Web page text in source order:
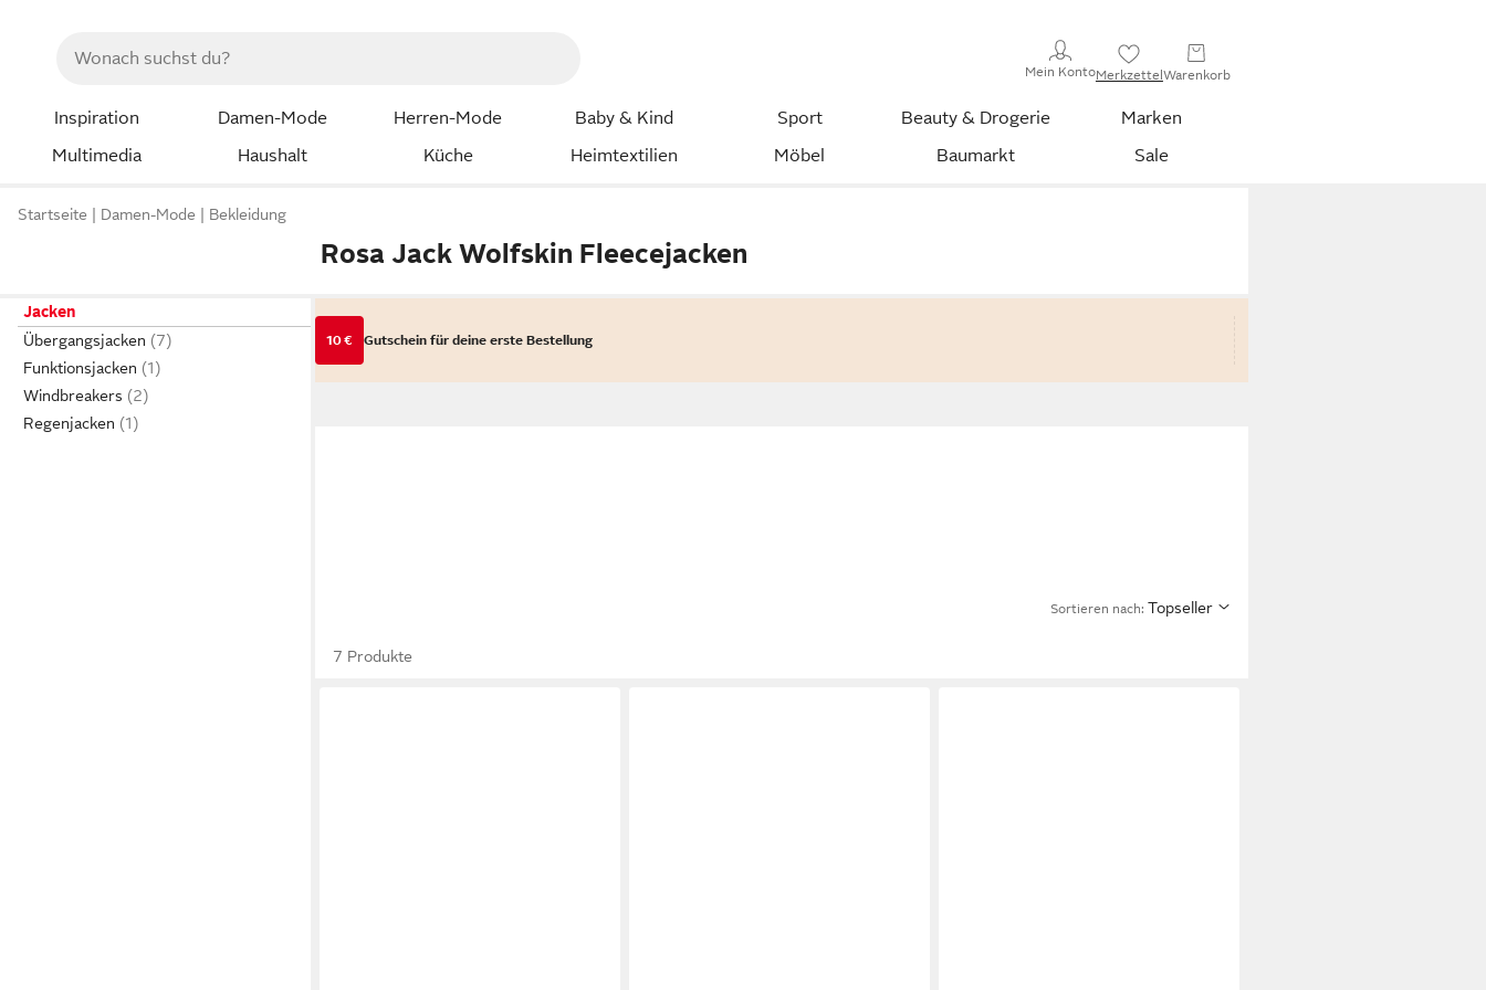
Mein KontoMerkzettelWarenkorb
Inspiration Damen-Mode Herren-Mode Baby & Kind Sport Beauty & Drogerie
Marken
Multimedia
Haushalt Küche Heimtextilien Möbel Baumarkt Sale
Startseite Damen-Mode Bekleidung
Rosa Jack Wolfskin Fleecejacken
Jacken
Übergangsjacken
Funktionsjacken
Windbreakers
Regenjacken
10 € Gutschein für deine erste Bestellung
Sortieren nach: Topseller
7 Produkte